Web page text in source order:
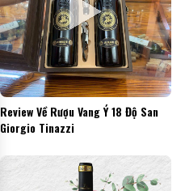
Review Về Rượu Vang Ý 18 Độ San
Giorgio Tinazzi